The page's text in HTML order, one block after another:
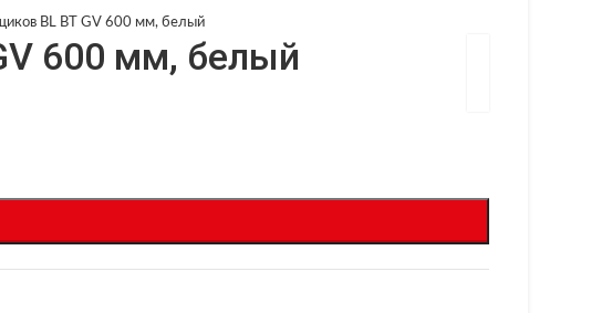
BL BT GV 600 мм, белый
600 мм, белый